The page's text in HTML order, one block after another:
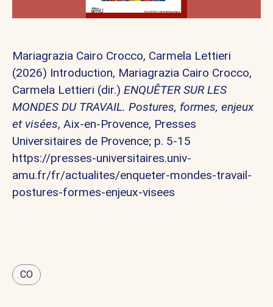
Mariagrazia Cairo Crocco, Carmela Lettieri
(2026) Introduction, Mariagrazia Cairo Crocco,
Carmela Lettieri (dir.) ENQUÊTER SUR LES
MONDES DU TRAVAIL. Postures, formes, enjeux
et visées, Aix-en-Provence, Presses
Universitaires de Provence; p. 5-15
https://presses-universitaires.univ-
amu.fr/fr/actualites/enqueter-mondes-travail-
postures-formes-enjeux-visees
CO